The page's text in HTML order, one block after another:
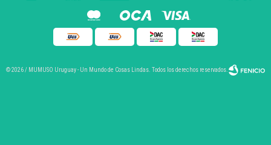
© 2026 / MUMUSO Uruguay - Un Mundo de Cosas Lindas. Todos los derechos reservados.